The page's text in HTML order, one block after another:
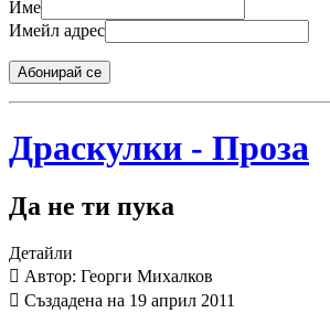
Име
Имейл адрес
Абонирай се
Драскулки - Проза
Да не ти пука
Детайли
Автор: Георги Михалков
Създадена на 19 април 2011